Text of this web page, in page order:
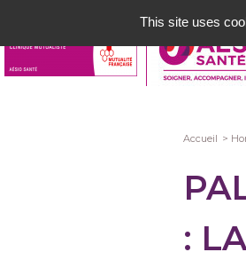
contenu
principal
Fil
Accueil
:
This site uses